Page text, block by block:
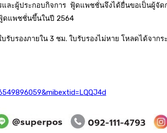
ะผู้ประกอบกิจการ ฟู้ดแพชชั่นจึงได้ยื่นขอเป็นผู้จัด
ดแพชชั่นขึ้นในปี 2564
บรองภายใน 3 ชม. ใบรับรองไม่หาย โหลดได้จา